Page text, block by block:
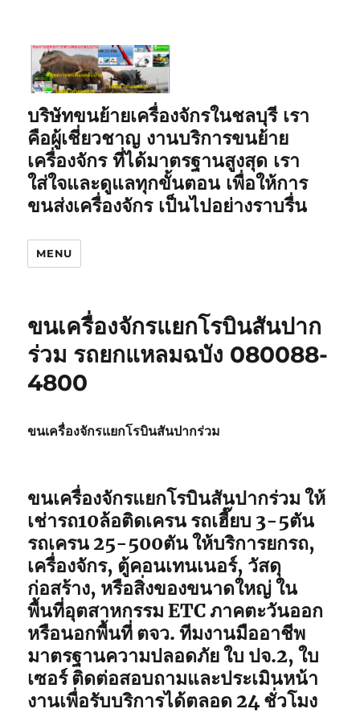
บริษัทขนย้ายเครื่องจักรในชลบุรี เรา
คือผู้เชี่ยวชาญ งานบริการขนย้าย
เครื่องจักร ที่ได้มาตรฐานสูงสุด เรา
ใส่ใจและดูแลทุกขั้นตอน เพื่อให้การ
ขนส่งเครื่องจักร เป็นไปอย่างราบรื่น
MENU
ขนเครื่องจักรแยกโรบินสันปาก
ร่วม รถยกแหลมฉบัง 080088-
4800
ขนเครื่องจักรแยกโรบินสันปากร่วม
ขนเครื่องจักรแยกโรบินสันปากร่วม ให้
เช่ารถ10ล้อติดเครน รถเฮี๊ยบ 3-5ตัน
รถเครน 25-500ตัน ให้บริการยกรถ,
เครื่องจักร, ตู้คอนเทนเนอร์, วัสดุ
ก่อสร้าง, หรือสิ่งของขนาดใหญ่ ใน
พื้นที่อุตสาหกรรม ETC ภาคตะวันออก
หรือนอกพื้นที่ ตจว. ทีมงานมืออาชีพ
มาตรฐานความปลอดภัย ใบ ปจ.2, ใบ
เซอร์ ติดต่อสอบถามและประเมินหน้า
งานเพื่อรับบริการได้ตลอด 24 ชั่วโมง